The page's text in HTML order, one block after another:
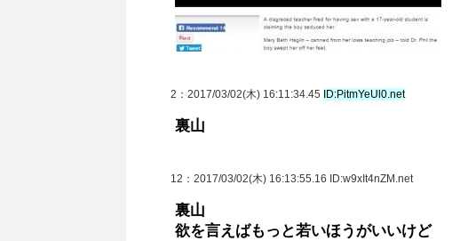
2 ：2017/03/02(木) 16:11:34.45 ID:PitmYeUl0.net
裏山
12 ：2017/03/02(木) 16:13:55.16 ID:w9xIt4nZM.net
裏山
欲を言えばもっと若いほうがいいけど